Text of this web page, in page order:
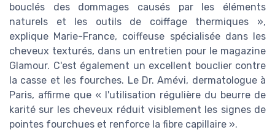
bouclés des dommages causés par les éléments
naturels et les outils de coiffage thermiques »,
explique Marie-France, coiffeuse spécialisée dans les
cheveux texturés, dans un entretien pour le magazine
Glamour. C'est également un excellent bouclier contre
la casse et les fourches. Le Dr. Amévi, dermatologue à
Paris, affirme que « l'utilisation régulière du beurre de
karité sur les cheveux réduit visiblement les signes de
pointes fourchues et renforce la fibre capillaire ».